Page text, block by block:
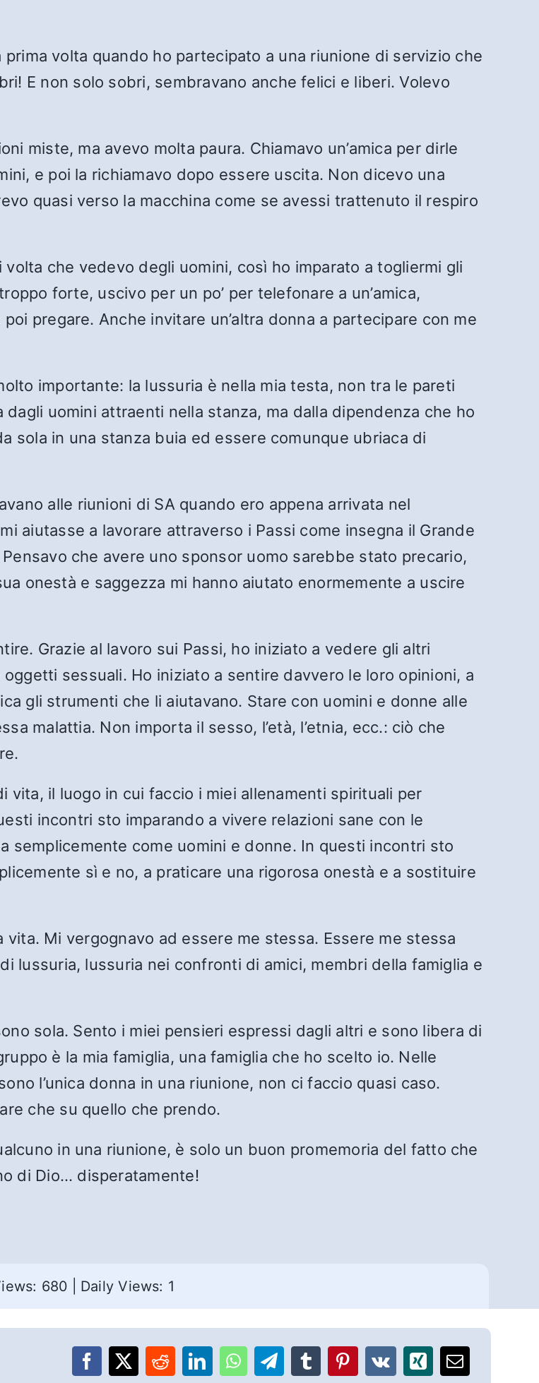
volta quando ho partecipato a una riunione di servizio che
E non solo sobri, sembravano anche felici e liberi. Volevo
miste, ma avevo molta paura. Chiamavo un’amica per dirle
e poi la richiamavo dopo essere uscita. Non dicevo una
quasi verso la macchina come se avessi trattenuto il respiro
che vedevo degli uomini, così ho imparato a togliermi gli
forte, uscivo per un po’ per telefonare a un’amica,
pregare. Anche invitare un’altra donna a partecipare con me
importante: la lussuria è nella mia testa, non tra le pareti
uomini attraenti nella stanza, ma dalla dipendenza che ho
sola in una stanza buia ed essere comunque ubriaca di
alle riunioni di SA quando ero appena arrivata nel
aiutasse a lavorare attraverso i Passi come insegna il Grande
che avere uno sponsor uomo sarebbe stato precario,
onestà e saggezza mi hanno aiutato enormemente a uscire
Grazie al lavoro sui Passi, ho iniziato a vedere gli altri
sessuali. Ho iniziato a sentire davvero le loro opinioni, a
gli strumenti che li aiutavano. Stare con uomini e donne alle
malattia. Non importa il sesso, l’età, l’etnia, ecc.: ciò che
vita, il luogo in cui faccio i miei allenamenti spirituali per
incontri sto imparando a vivere relazioni sane con le
semplicemente come uomini e donne. In questi incontri sto
sì e no, a praticare una rigorosa onestà e a sostituire
Mi vergognavo ad essere me stessa. Essere me stessa
lussuria, lussuria nei confronti di amici, membri della famiglia e
sola. Sento i miei pensieri espressi dagli altri e sono libera di
è la mia famiglia, una famiglia che ho scelto io. Nelle
l’unica donna in una riunione, non ci faccio quasi caso.
che su quello che prendo.
in una riunione, è solo un buon promemoria del fatto che
di Dio… disperatamente!
680 Daily Views: 1